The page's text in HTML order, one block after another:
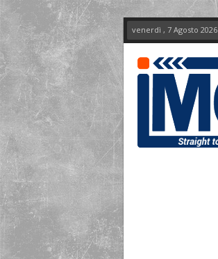
venerdì , 7 Agosto 2026